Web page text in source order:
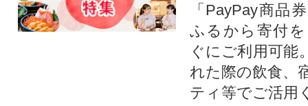
「PayPay商品
ふるから寄付
ぐにご利用可能
れた際の飲食、
ティ等でご活用